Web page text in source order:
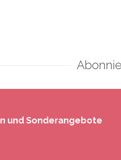
und Sonderangebote